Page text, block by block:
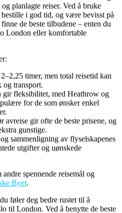
planlagte reiser. Ved å bruke
i god tid, og være bevisst på
de beste tilbudene – enten du
London eller komfortable
timer, men total reisetid kan
og transport.
gir fleksibilitet, med Heathrow og
for de som ønsker enkel
avreise gir ofte de beste prisene, og
gunstige.
sammenligning av flyselskapenes
utgifter og uønskede
spennende reisemål og
Byer.
føler deg bedre rustet til å
til London. Ved å benytte de beste